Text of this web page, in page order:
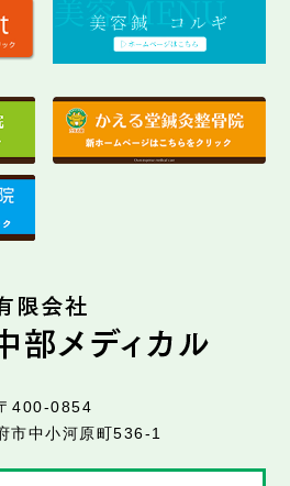
400-0854
市中小河原町536-1